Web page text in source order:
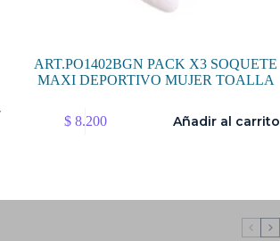
ART.PO1402BGN PACK X3 SOQUETE
MAXI DEPORTIVO MUJER TOALLA
$8.200 Añadir al carrito